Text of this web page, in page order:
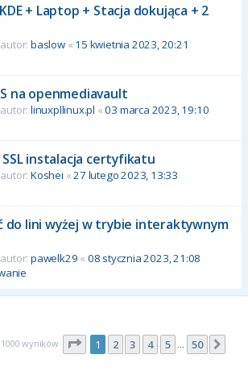
+ Laptop + Stacja dokująca + 2
baslow« 15 kwietnia 2023, 20:21
na openmediavault
linuxpllinux.pl «03 marca 2023, 19:10
SSL instalacja certyfikatu
Koshei «27 lutego 2023, 13:33
do lini wyżej w trybie interaktywnym
pawelk29 « 08 stycznia 2023, 21:08
wyników Strona z50
1 2 3 4 5 … 50